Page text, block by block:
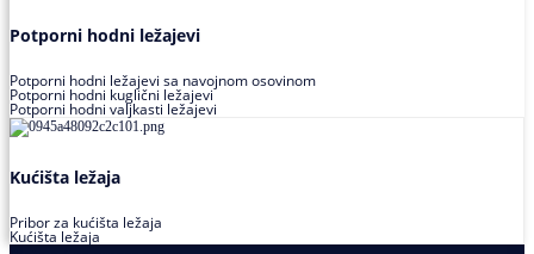
Potporni hodni ležajevi
Potporni hodni ležajevi sa navojnom osovinom
Potporni hodni kuglični ležajevi
Potporni hodni valjkasti ležajevi
Kućišta ležaja
Pribor za kućišta ležaja
Kućišta ležaja